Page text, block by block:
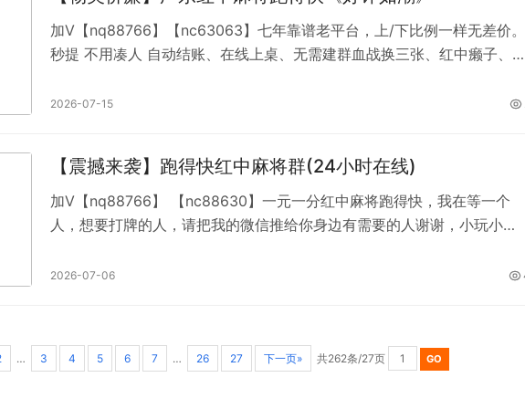
加V【nq88766】【nc63063】七年靠谱老平台，上/下比例一样无差价。
秒提 不用凑人 自动结账、在线上桌、无需建群血战换三张、红中癞子、跑
没有鸭金。想找靠谱平台的速度来！加不上微信就加QQ493842285
2026-07-15
【震撼来袭】跑得快红中麻将群(24小时在线)
加V【nq88766】 【nc88630】一元一分红中麻将跑得快，我在等一个
人，想要打牌的人，请把我的微信推给你身边有需要的人谢谢，小玩小
QQ493842285。
2026-07-06
… 3 4 5 6 7 … 26 27 下一页» 共262条/27页